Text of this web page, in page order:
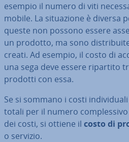
esempio il numero di viti
mobile. La si­tua­zio­ne è diversa
queste non possono essere
un prodotto, ma sono
creati. Ad esempio, il costo di
una sega deve essere ripartito
prodotti con essa.
Se si sommano i costi
totali per il numero
dei costi, si ottiene il costo di
o servizio.